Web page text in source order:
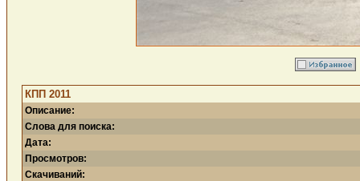
КПП 2011
Описание:
Слова для поиска:
Дата:
Просмотров:
Скачиваний: